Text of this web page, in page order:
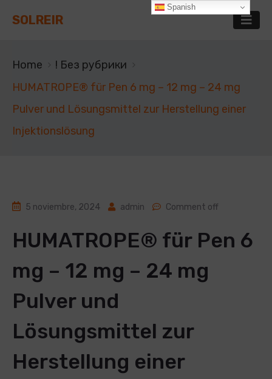
SOLREIR
Home
! Без рубрики
HUMATROPE® für Pen 6 mg – 12 mg – 24 mg
Pulver und Lösungsmittel zur Herstellung einer
Injektionslösung
5 noviembre, 2024 admin Comment off
HUMATROPE® für Pen 6
mg – 12 mg – 24 mg
Pulver und
Lösungsmittel zur
Herstellung einer
Spanish